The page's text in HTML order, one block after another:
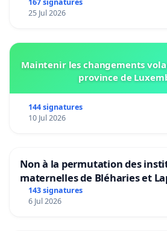
Bruxelles
167 signatures
25 Jul 2026
Maintenir les changements
province de
144 signatures
10 Jul 2026
Non à la permutation des
maternelles de Bléharies et
Préservons la stabilité de nos
143 signatures
6 Jul 2026